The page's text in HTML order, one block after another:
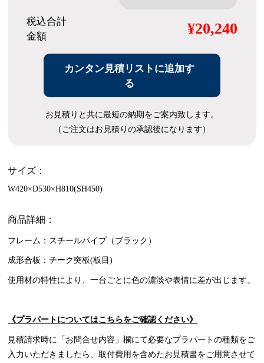
税込合計
金額
¥20,240
カンタン見積リストに追加す
る
お見積りと共に最短の納期をご案内致します。
（ご注文はお見積りの承認後になります）
サイズ：
W420×D530×H810(SH450)
商品詳細：
フレーム：スチールパイプ（ブラック）
成形合板：チーク突板(板目)
使用材の特性により、一台ごとに色の濃淡や表情に差が出じます。
《プラパートについてはこちらをご確認ください》
見積請求時に「お問合せ内容」欄にて必要なプラパートの種類をご
入力いただきましたら、取付費用を含めたお見積書をご用意させて